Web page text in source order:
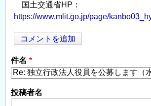
国土交通省HP：
https://www.mlit.go.jp/page/
コメントを追加
件名
投稿者名